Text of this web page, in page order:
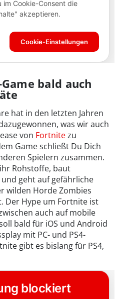
bald auch
hat in den letzten Jahren
was wir auch
von Fortnitezu
Game schließt Du Dich
Spielern zusammen.
Rohstoffe, baut
geht auf gefährliche
wilden Horde Zombies
Der Hype um Fortnite ist
auch auf mobile
bald für iOS und Android
mit PC- und PS4-
gibt es bislang für PS4,